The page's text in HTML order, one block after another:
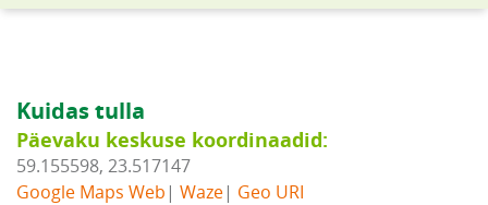
Kuidas tulla
Päevaku keskuse koordinaadid:
59.155598, 23.517147
Google Maps Web | Waze| Geo URI